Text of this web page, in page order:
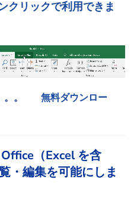
クリックで利用できま
。
無料ダウンロー
（Excel を含
・編集を可能にしま